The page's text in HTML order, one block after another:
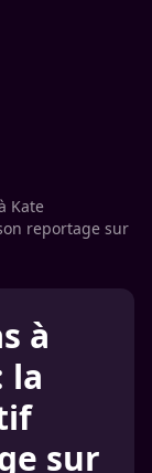
Kate
reportage sur
à
la
sur